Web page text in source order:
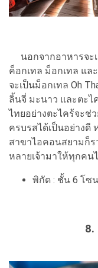
นอกจากอาหารจะเ
ค็อกเทล ม็อกเทล แล
จะเป็นม็อกเทล Oh
ลิ้นจี่ มะนาว และตะ
ไทยอย่างตะไคร้จะช่
ครบรสได้เป็นอย่างดี
สาขาไอคอนสยามก็ร
หลายเจ้ามาให้ทุกค
พิกัด : ชั้น 6 โซ
8.